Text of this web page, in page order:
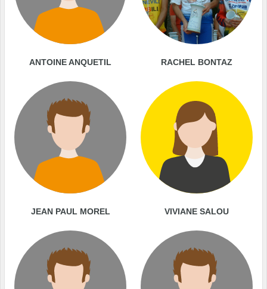
ANTOINE ANQUETIL RACHEL BONTAZ
JEAN PAUL MOREL VIVIANE SALOU